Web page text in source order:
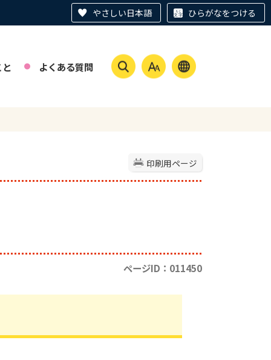
やさしい日本語 ひらがなをつける
よくある質問
印刷用ページ
ページID：011450